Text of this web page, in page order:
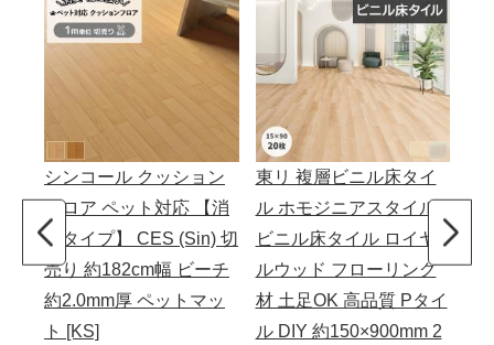
シンコール クッション
フロア ペット対応 【消
臭タイプ】 CES (Sin) 切
売り 約182cm幅 ビーチ
約2.0mm厚 ペットマッ
ト [KS]
東リ 複層ビニル床タイ
ル ホモジニアスタイル
ビニル床タイル ロイヤ
ルウッド フローリング
材 土足OK 高品質 Pタイ
ル DIY 約150×900mm 2
約